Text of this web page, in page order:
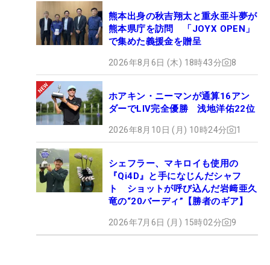
熊本出身の秋吉翔太と重永亜斗夢が
熊本県庁を訪問 「JOYX OPEN」
で集めた義援金を贈呈
2026年8月6日 (木) 18時43分 8
ホアキン・ニーマンが通算16アン
ダーでLIV完全優勝 浅地洋佑22位
2026年8月10日 (月) 10時24分 1
シェフラー、マキロイも使用の
『Qi4D』と手になじんだシャフ
ト ショットが呼び込んだ岩﨑亜久
竜の“20バーディ”【勝者のギア】
2026年7月6日 (月) 15時02分 9